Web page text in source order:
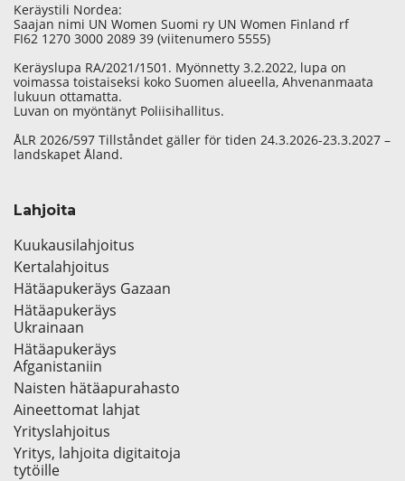
Keräystili Nordea:
Saajan nimi UN Women Suomi ry UN Women Finland rf
FI62 1270 3000 2089 39 (viitenumero 5555)
Keräyslupa RA/2021/1501. Myönnetty 3.2.2022, lupa on
voimassa toistaiseksi koko Suomen alueella, Ahvenanmaata
lukuun ottamatta.
Luvan on myöntänyt Poliisihallitus.
ÅLR 2026/597 Tillståndet gäller för tiden 24.3.2026-23.3.2027 –
landskapet Åland.
Lahjoita
Kuukausilahjoitus
Kertalahjoitus
Hätäapukeräys Gazaan
Hätäapukeräys
Ukrainaan
Hätäapukeräys
Afganistaniin
Naisten hätäapurahasto
Aineettomat lahjat
Yrityslahjoitus
Yritys, lahjoita digitaitoja
tytöille